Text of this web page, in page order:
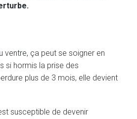
ventre, ça peut se soigner en
si hormis la prise des
plus de 3 mois, elle devient
susceptible de devenir